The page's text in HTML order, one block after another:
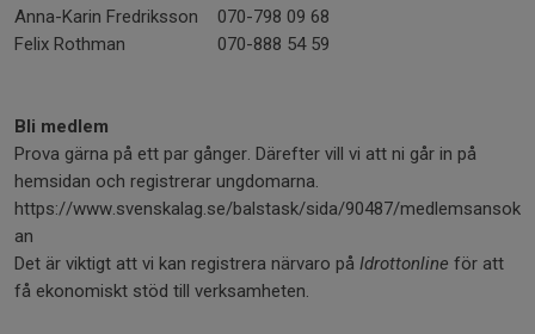
Anna-Karin Fredriksson
070-798 09 68
Felix Rothman
070-888 54 59
Bli medlem
Prova gärna på ett par gånger. Därefter vill vi att ni går in på
hemsidan och registrerar ungdomarna.
https://www.svenskalag.se/balstask/sida/90487/medlemsansok
an
Det är viktigt att vi kan registrera närvaro på Idrottonline för att
få ekonomiskt stöd till verksamheten.